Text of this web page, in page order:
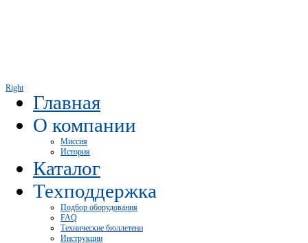
Right
Главная
О компании
Миссия
История
Каталог
Техподдержка
Подбор оборудования
FAQ
Технические бюллетени
Инструкции